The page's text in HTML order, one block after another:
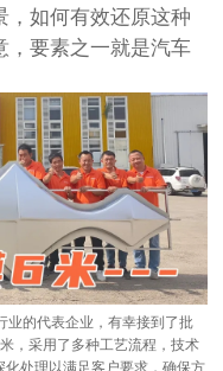
，如何有效还原这种
，要素之一就是汽车
的代表企业，有幸接到了批
，采用了多种工艺流程，技术